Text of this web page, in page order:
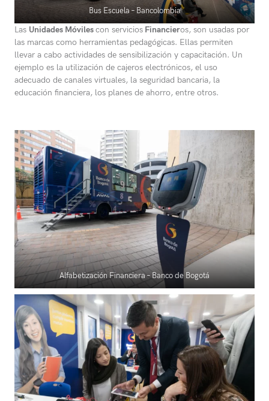
Bus Escuela – Bancolombia
Las Unidades Móvilescon servicios Financieros, son usadas por
las marcas como herramientas pedagógicas. Ellas permiten
llevar a cabo actividades de sensibilización y capacitación. Un
ejemplo es la utilización de cajeros electrónicos, el uso
adecuado de canales virtuales, la seguridad bancaria, la
educación financiera, los planes de ahorro, entre otros.
Alfabetización Financiera – Banco de Bogotá